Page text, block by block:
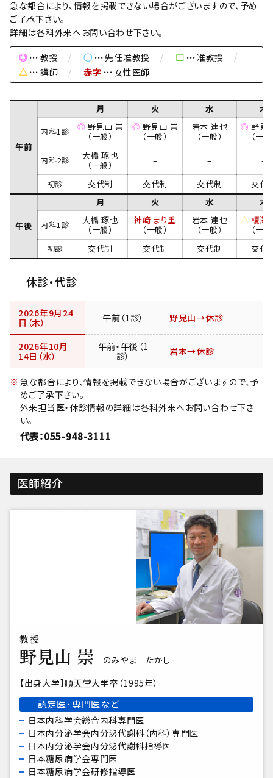
急な都合により、情報を掲載できない場合がございますので、予め
ご了承下さい。
詳細は各科外来へお問い合わせ下さい。
◎ 教授 ◯ 先任准教授 □
准教授
△
講師 赤字 女性医師
午前
月 火 水
木
内科1診
◎ 野見山 崇
（一般）
◎ 野見山 崇
（一般）
岩本 達也
（一般）
◎ 野見
（一般
内科2診
大橋 琢也
（一般）
– – –
初診 交代制 交代制 交代制 交代
午後
月 火 水
木
内科1診
大橋 琢也
（一般）
神崎 まり重
（一般）
岩本 達也
（一般）
△ 榎澤
（一般
初診
交代制 交代制 交代制 交代
休診・代診
2026年9月24
日（木）
午前（1診） 野見山→休診
2026年10月
14日（水）
午前・午後（1
診）
岩本→休診
急な都合により、情報を掲載できない場合がございますので、予
めご了承下さい。
外来担当医・休診情報の詳細は各科外来へお問い合わせ下さ
い。
代表：055-948-3111
医師紹介
教授
野見山 崇
のみやま たかし
出身大学 順天堂大学卒（1995年）
認定医・専門医など
日本内科学会総合内科専門医
日本内分泌学会内分泌代謝科（内科）専門医
日本内分泌学会内分泌代謝科指導医
日本糖尿病学会専門医
日本糖尿病学会研修指導医